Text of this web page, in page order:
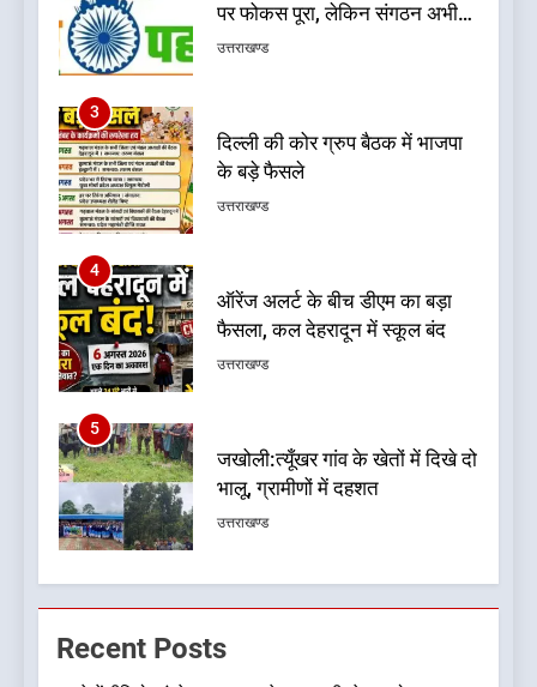
के बड़े फैसले
उत्तराखण्ड
4
ऑरेंज अलर्ट के बीच डीएम का बड़ा
फैसला, कल देहरादून में स्कूल बंद
उत्तराखण्ड
5
जखोली:त्यूँखर गांव के खेतों में दिखे दो
भालू, ग्रामीणों में दहशत
उत्तराखण्ड
6
नशा उन्मूलन और मिशन एजुकेशन के
लिए एडवोकेट ललित मोहन जोशी को
मिला ‘घन्ना भाई सम्मान-2026
उत्तराखण्ड
7
प्रस्तावों को मिली मंजूरी, देहरादून-
Recent Posts